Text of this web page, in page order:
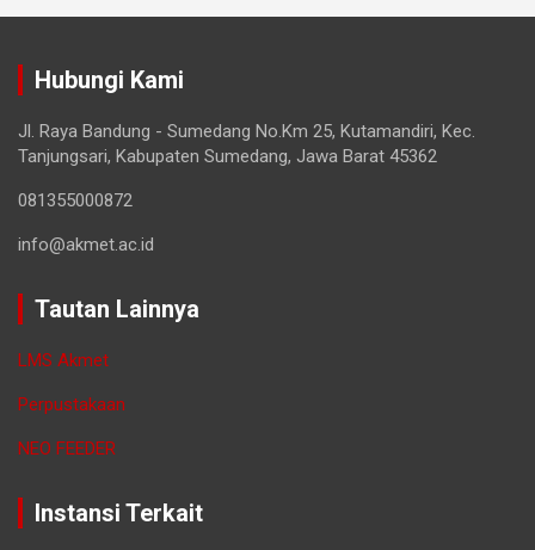
Hubungi Kami
Jl. Raya Bandung - Sumedang No.Km 25, Kutamandiri, Kec.
Tanjungsari, Kabupaten Sumedang, Jawa Barat 45362
081355000872
info@akmet.ac.id
Tautan Lainnya
LMS Akmet
Perpustakaan
NEO FEEDER
Instansi Terkait